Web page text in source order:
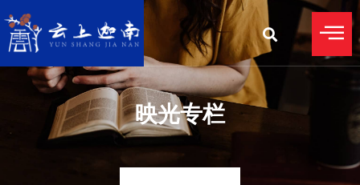
映光专栏